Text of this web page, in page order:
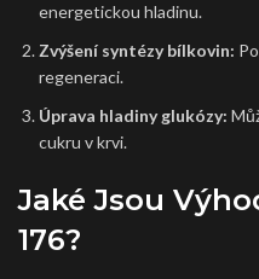
energetickou hladinu.
Zvýšení syntézy bílkovin:
regeneraci.
Úprava hladiny glukózy:
cukru v krvi.
Jaké Jsou
176?